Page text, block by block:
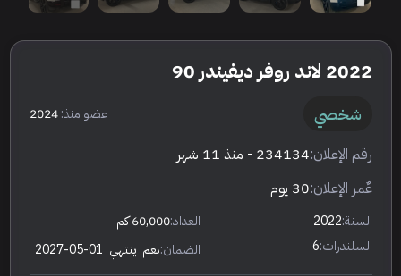
2022 لاند روفر ديفيندر 90
شخصي عضو منذ:2024
رقم الإعلان:234134 - منذ 11 شهر
عٌمر الإعلان:30 يوم
السنة:2022 العداد:60,000 كم
السلندرات:6 الضمان:نعم ينتهي 2027-05-01